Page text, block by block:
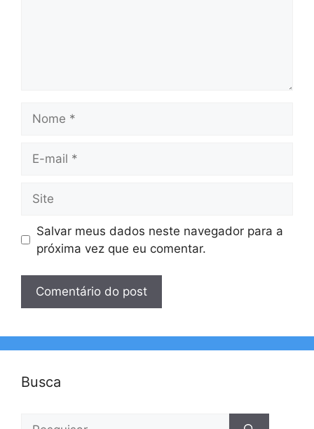
mail
Salvar meus dados neste navegador para a
próxima vez que eu comentar.
Busca
Pesquisar